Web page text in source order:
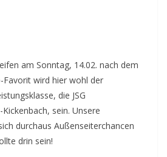
am Sonntag, 14.02. nach dem
Favorit wird hier wohl der
die JSG
sein. Unsere
durchaus Außenseiterchancen
drin sein!